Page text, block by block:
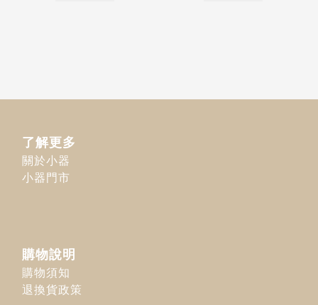
了解更多
關於小器
小器門市
購物說明
購物須知
退換貨政策